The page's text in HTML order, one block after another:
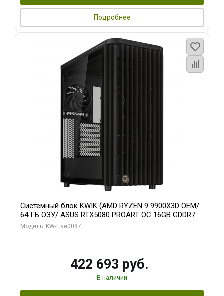
Подробнее
Системный блок KWIK (AMD RYZEN 9 9900X3D OEM/
64 ГБ ОЗУ/ ASUS RTX5080 PROART OC 16GB GDDR7
256bit Type-C DP 2/ 1 ТБ SSD)
Модель: KW-Live0087
422 693 руб.
В наличии